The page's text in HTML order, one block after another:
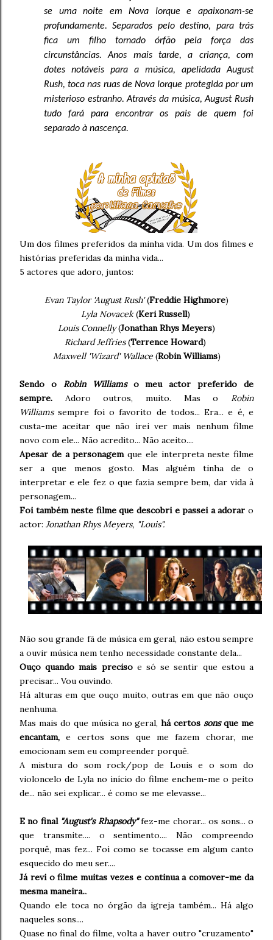
se uma noite em Nova Iorque e apaixonam-se
profundamente. Separados pelo destino, para trás
fica um filho tornado órfão pela força das
circunstâncias. Anos mais tarde, a criança, com
dotes notáveis para a música, apelidada August
Rush, toca nas ruas de Nova Iorque protegida por um
misterioso estranho. Através da música, August Rush
tudo fará para encontrar os pais de quem foi
separado à nascença.
Um dos filmes preferidos da minha vida. Um dos filmes e
histórias preferidas da minha vida...
5 actores que adoro, juntos:
Evan Taylor 'August Rush'(Freddie Highmore)
Lyla Novacek(Keri Russell)
Louis Connelly(Jonathan Rhys Meyers)
Richard Jeffries(Terrence Howard)
Maxwell 'Wizard' Wallace (Robin Williams)
Sendo o Robin Williams
o meu actor preferido de
sempre. Adoro outros, muito. Mas o Robin
Williams sempre foi o favorito de todos... Era... e é, e
custa-me aceitar que não irei ver mais nenhum filme
novo com ele... Não acredito... Não aceito....
Apesar de a personagem que ele interpreta neste filme
ser a que menos gosto. Mas alguém tinha de o
interpretar e ele fez o que fazia sempre bem, dar vida à
personagem...
Foi também neste filme que descobri e passei a adorar o
actor: Jonathan Rhys Meyers, "Louis".
Não sou grande fã de música em geral, não estou sempre
a ouvir música nem tenho necessidade constante dela...
Ouço quando mais precisoe só se sentir que estou a
precisar... Vou ouvindo.
Há alturas em que ouço muito, outras em que não ouço
nenhuma.
Mas mais do que música no geral, há certossonsque me
encantam, e certos sons que me fazem chorar, me
emocionam sem eu compreender porquê.
A mistura do som rock/pop de Louis e o som do
violoncelo de Lyla no início do filme enchem-me o peito
de... não sei explicar... é como se me elevasse...
E no final "August's Rhapsody"fez-me chorar... os sons... o
que transmite.... o sentimento.... Não compreendo
porquê, mas fez... Foi como se tocasse em algum canto
esquecido do meu ser....
Já revi o filme muitas vezes e continua a comover-me da
mesma maneira...
Quando ele toca no órgão da igreja também... Há algo
naqueles sons....
Quase no final do filme, volta a haver outro "cruzamento"